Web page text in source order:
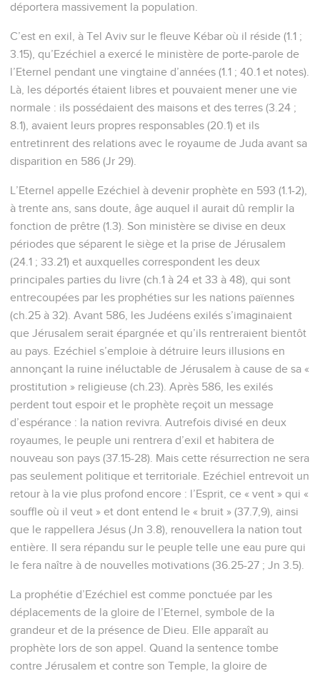
déportera massivement la population.
C’est en exil, à Tel Aviv sur le fleuve Kébar où il réside (1.1 ;
3.15), qu’Ezéchiel a exercé le ministère de porte-parole de
l’Eternel pendant une vingtaine d’années (1.1 ; 40.1 et notes).
Là, les déportés étaient libres et pouvaient mener une vie
normale : ils possédaient des maisons et des terres (3.24 ;
8.1), avaient leurs propres responsables (20.1) et ils
entretinrent des relations avec le royaume de Juda avant sa
disparition en 586 (Jr 29).
L’Eternel appelle Ezéchiel à devenir prophète en 593 (1.1-2),
à trente ans, sans doute, âge auquel il aurait dû remplir la
fonction de prêtre (1.3). Son ministère se divise en deux
périodes que séparent le siège et la prise de Jérusalem
(24.1 ; 33.21) et auxquelles correspondent les deux
principales parties du livre (ch.1 à 24 et 33 à 48), qui sont
entrecoupées par les prophéties sur les nations païennes
(ch.25 à 32). Avant 586, les Judéens exilés s’imaginaient
que Jérusalem serait épargnée et qu’ils rentreraient bientôt
au pays. Ezéchiel s’emploie à détruire leurs illusions en
annonçant la ruine inéluctable de Jérusalem à cause de sa «
prostitution » religieuse (ch.23). Après 586, les exilés
perdent tout espoir et le prophète reçoit un message
d’espérance : la nation revivra. Autrefois divisé en deux
royaumes, le peuple uni rentrera d’exil et habitera de
nouveau son pays (37.15-28). Mais cette résurrection ne sera
pas seulement politique et territoriale. Ezéchiel entrevoit un
retour à la vie plus profond encore : l’Esprit, ce « vent » qui «
souffle où il veut » et dont entend le « bruit » (37.7,9), ainsi
que le rappellera Jésus (Jn 3.8), renouvellera la nation tout
entière. Il sera répandu sur le peuple telle une eau pure qui
le fera naître à de nouvelles motivations (36.25-27 ; Jn 3.5).
La prophétie d’Ezéchiel est comme ponctuée par les
déplacements de la gloire de l’Eternel, symbole de la
grandeur et de la présence de Dieu. Elle apparaît au
prophète lors de son appel. Quand la sentence tombe
contre Jérusalem et contre son Temple, la gloire de